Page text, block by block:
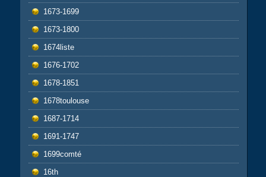
1673-1699
1673-1800
1674liste
1676-1702
1678-1851
1678toulouse
1687-1714
1691-1747
1699comté
16th